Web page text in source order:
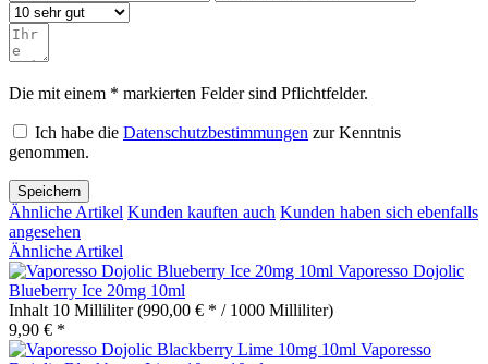
Die mit einem * markierten Felder sind Pflichtfelder.
Ich habe die Datenschutzbestimmungen zur Kenntnis
genommen.
Speichern
Ähnliche Artikel Kunden kauften auch Kunden haben sich ebenfalls
angesehen
Ähnliche Artikel
Vaporesso Dojolic
Blueberry Ice 20mg 10ml
Inhalt 10 Milliliter(990,00 € * / 1000 Milliliter)
9,90 € *
Vaporesso